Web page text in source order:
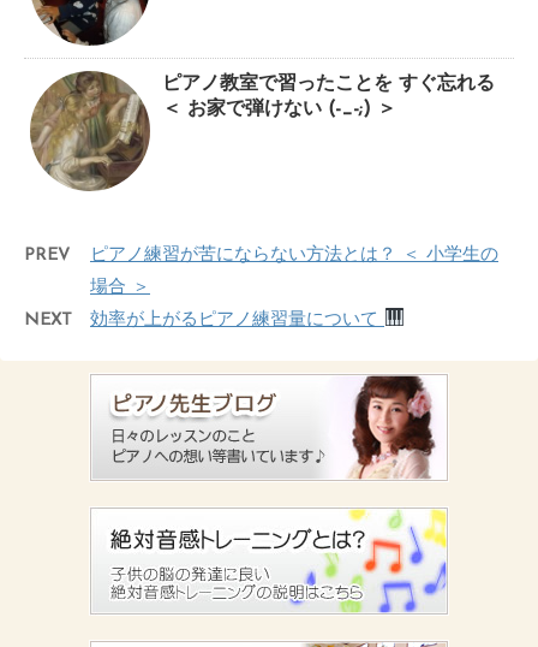
ピアノ教室で習ったことを すぐ忘れる
＜ お家で弾けない (-_-;) ＞
PREV
ピアノ練習が苦にならない方法とは？ ＜ 小学生の
場合 ＞
NEXT
効率が上がるピアノ練習量について